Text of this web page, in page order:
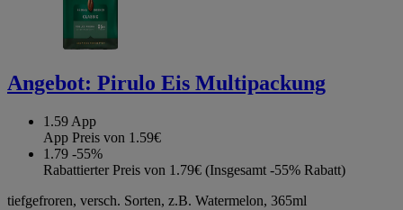
Angebot: Pirulo Eis Multipackung
1.59 App
App Preis von 1.59€
1.79 -55%
Rabattierter Preis von 1.79€ (Insgesamt -55% Rabatt)
tiefgefroren, versch. Sorten, z.B. Watermelon, 365ml